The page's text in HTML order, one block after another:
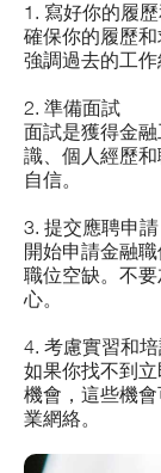
1. 寫好你的履
確保你的履歷
強調過去的工作
2. 準備面試
面試是獲得金
識、個人經歷
自信。
3. 提交應聘申請
開始申請金融
職位空缺。不
心。
4. 考慮實習和培
如果你找不到
機會，這些機
業網絡。